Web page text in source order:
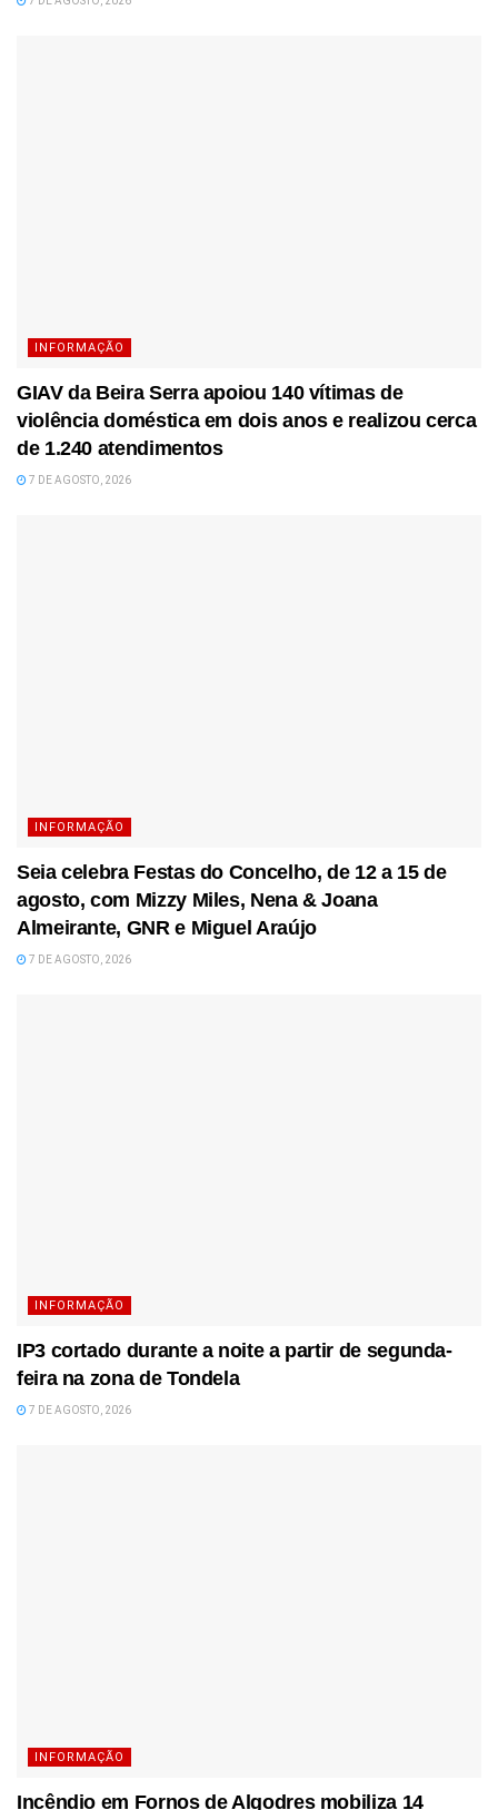
INFORMAÇÃO
GIAV da Beira Serra apoiou 140 vítimas de
violência doméstica em dois anos e realizou cerca
de 1.240 atendimentos
7 DE AGOSTO, 2026
INFORMAÇÃO
Seia celebra Festas do Concelho, de 12 a 15 de
agosto, com Mizzy Miles, Nena & Joana
Almeirante, GNR e Miguel Araújo
7 DE AGOSTO, 2026
INFORMAÇÃO
IP3 cortado durante a noite a partir de segunda-
feira na zona de Tondela
7 DE AGOSTO, 2026
INFORMAÇÃO
Incêndio em Fornos de Algodres mobiliza 14